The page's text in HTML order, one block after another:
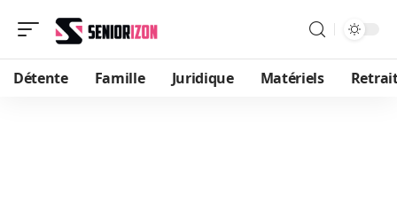
Détente Famille Juridique Matériels